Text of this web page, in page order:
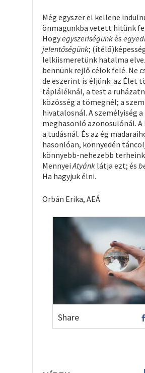
Még egyszer el kellene
önmagunkba vetett hitünk
Hogyegyszeriségünkés
jelentőségünk;
lelkiismeretünk hatalma
bennünk rejlő célok felé. Ne
de eszerint is éljünk: az Élet
tápláléknál, a test a
közösség a tömegnél; a
hivatalosnál. A személyiség a
meghasonló azonosulónál. A
a tudásnál. És az ég
hasonlóan, könnyedén
könnyebb-nehezebb
MennyeiAtyánk látja ezt; és
Ha hagyjuk élni.
Orbán Erika, AEÁ
Share